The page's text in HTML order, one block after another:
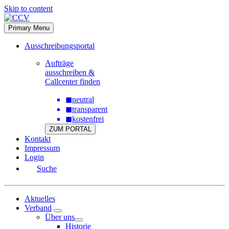
Skip to content
Primary Menu
Ausschreibungsportal
Aufträge
ausschreiben &
Callcenter finden
◼neutral
◼transparent
◼kostenfrei
ZUM PORTAL
Kontakt
Impressum
Login
Suche
Aktuelles
Verband
Über uns
Historie